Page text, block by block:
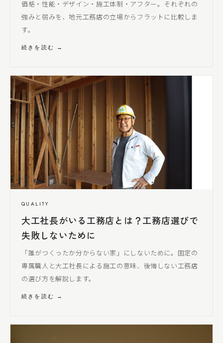
価格・性能・デザイン・施工体制・アフター。それぞれの
強みと弱みを、地元工務店の立場からフラットに比較しま
す。
続きを読む →
QUALITY
大工社長がいる工務店とは？工務店選びで
失敗しないために
「誰がつくったか分からない家」にしないために。固定の
専属職人と大工社長による施工の意味、後悔しない工務店
の選び方を解説します。
続きを読む →